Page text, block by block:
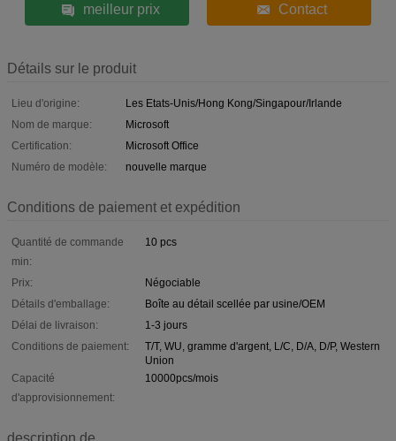
meilleur prix Contact
Détails sur le produit
Lieu d'origine:
Les Etats-Unis/Hong Kong/Singapour/Irlande
Nom de marque:
Microsoft
Certification:
Microsoft Office
Numéro de modèle:
nouvelle marque
Conditions de paiement et expédition
Quantité de commande
min:
10 pcs
Prix:
Négociable
Détails d'emballage:
Boîte au détail scellée par usine/OEM
Délai de livraison:
1-3 jours
Conditions de paiement:
T/T, WU, gramme d'argent, L/C, D/A, D/P, Western
Union
Capacité
d'approvisionnement:
10000pcs/mois
description de